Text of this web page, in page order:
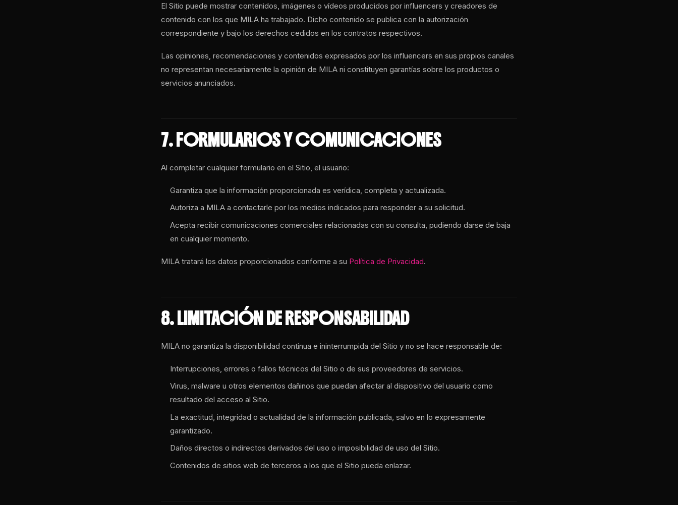
El Sitio puede mostrar contenidos, imágenes o vídeos producidos por influencers y creadores de
contenido con los que MILA ha trabajado. Dicho contenido se publica con la autorización
correspondiente y bajo los derechos cedidos en los contratos respectivos.
Las opiniones, recomendaciones y contenidos expresados por los influencers en sus propios canales
no representan necesariamente la opinión de MILA ni constituyen garantías sobre los productos o
servicios anunciados.
7. FORMULARIOS Y COMUNICACIONES
Al completar cualquier formulario en el Sitio, el usuario:
Garantiza que la información proporcionada es verídica, completa y actualizada.
Autoriza a MILA a contactarle por los medios indicados para responder a su solicitud.
Acepta recibir comunicaciones comerciales relacionadas con su consulta, pudiendo darse de baja
en cualquier momento.
MILA tratará los datos proporcionados conforme a su Política de Privacidad.
8. LIMITACIÓN DE RESPONSABILIDAD
MILA no garantiza la disponibilidad continua e ininterrumpida del Sitio y no se hace responsable de:
Interrupciones, errores o fallos técnicos del Sitio o de sus proveedores de servicios.
Virus, malware u otros elementos dañinos que puedan afectar al dispositivo del usuario como
resultado del acceso al Sitio.
La exactitud, integridad o actualidad de la información publicada, salvo en lo expresamente
garantizado.
Daños directos o indirectos derivados del uso o imposibilidad de uso del Sitio.
Contenidos de sitios web de terceros a los que el Sitio pueda enlazar.